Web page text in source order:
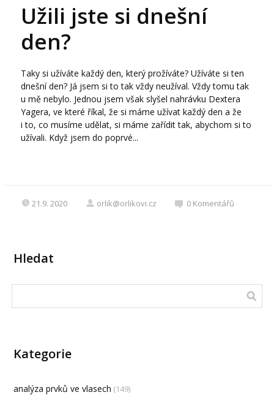
Užili jste si dnešní
den?
Taky si užíváte každý den, který prožíváte? Užíváte si ten
dnešní den? Já jsem si to tak vždy neužíval. Vždy tomu tak
u mě nebylo. Jednou jsem však slyšel nahrávku Dextera
Yagera, ve které říkal, že si máme užívat každý den a že
i to, co musíme udělat, si máme zařídit tak, abychom si to
užívali. Když jsem do poprvé...
21.9. 2020 orlik@orlikovi.cz 0 Komentářů
Hledat
Kategorie
analýza prvků ve vlasech (149)